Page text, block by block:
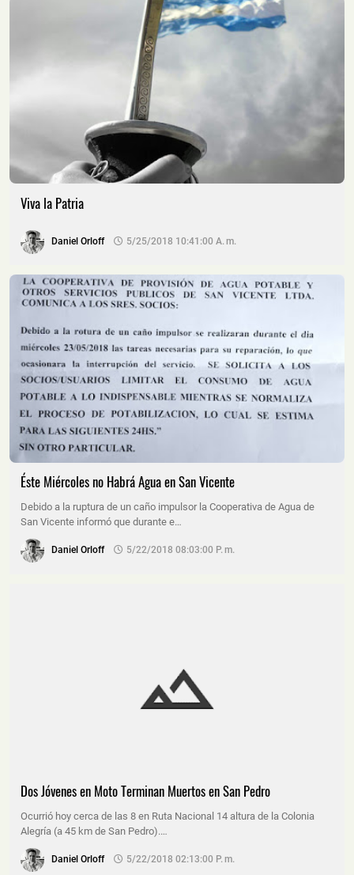
Viva la Patria
Daniel Orloff 5/25/2018 10:41:00 A. M.
Éste Miércoles no Habrá Agua en San Vicente
Debido a la ruptura de un caño impulsor la Cooperativa de Agua de
San Vicente informó que durante e…
Daniel Orloff 5/22/2018 08:03:00 P. M.
Dos Jóvenes en Moto Terminan Muertos en San Pedro
Ocurrió hoy cerca de las 8 en Ruta Nacional 14 altura de la Colonia
Alegría (a 45 km de San Pedro).…
Daniel Orloff 5/22/2018 02:13:00 P. M.